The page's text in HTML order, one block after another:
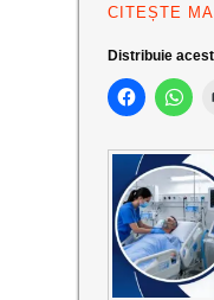
CITEȘTE
Distribuie